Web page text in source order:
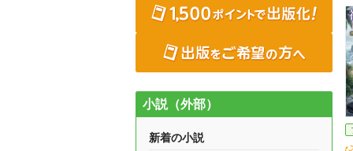
小説（外部）
新着の小説